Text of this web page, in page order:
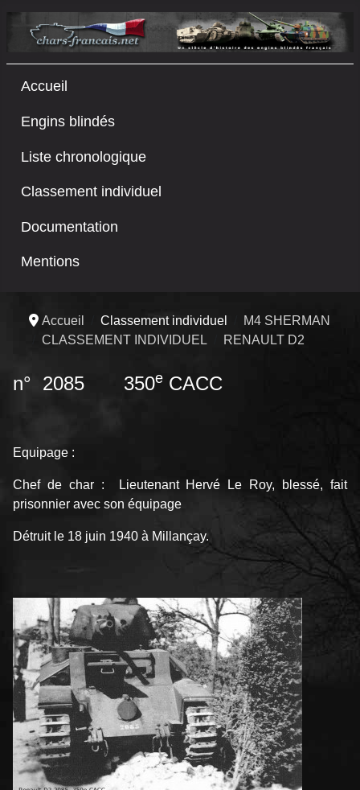
Accueil
Engins blindés
Liste chronologique
Classement individuel
Documentation
Mentions
Accueil Classement individuel
M4 SHERMAN
CLASSEMENT INDIVIDUEL
RENAULT D2
n° 2085 350e CACC
Equipage :
Chef de char : Lieutenant Hervé Le Roy, blessé, fait
prisonnier avec son équipage
Détruit le 18 juin 1940 à Millançay.